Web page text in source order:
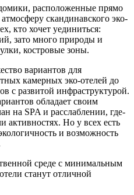
расположенные прямо
скандинавского эко-
кто хочет уединиться:
зато много природы и
костровые зоны.
вариантов для
камерных эко-отелей до
с развитой инфраструктурой.
обладает своим
на SPA и расслаблении, где-
активностях. Но у всех есть
и возможность
среде с минимальным
станут отличной